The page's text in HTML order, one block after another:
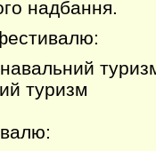
надбання.
туризм